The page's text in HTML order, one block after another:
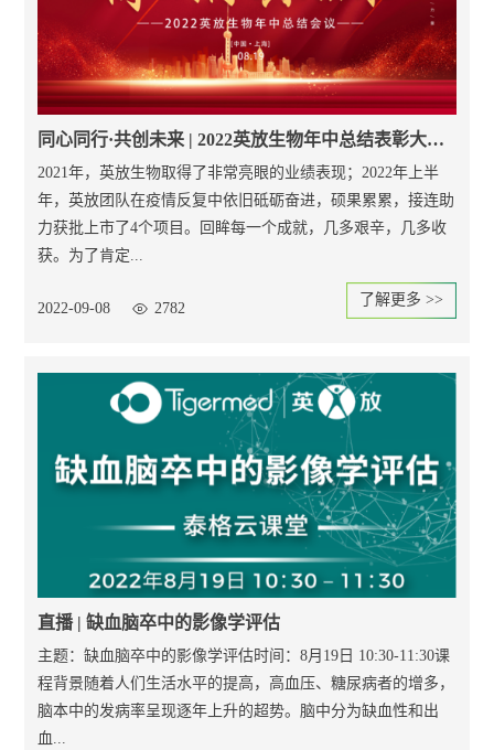
同心同行·共创未来 | 2022英放生物年中总结表彰大会圆满落幕
2021年，英放生物取得了非常亮眼的业绩表现；2022年上半
年，英放团队在疫情反复中依旧砥砺奋进，硕果累累，接连助
力获批上市了4个项目。回眸每一个成就，几多艰辛，几多收
获。为了肯定...
2022-09-08 2782
了解更多 >>
直播 | 缺血脑卒中的影像学评估
主题：缺血脑卒中的影像学评估时间：8月19日 10:30-11:30课
程背景随着人们生活水平的提高，高血压、糖尿病者的增多，
脑本中的发病率呈现逐年上升的超势。脑中分为缺血性和出
血...